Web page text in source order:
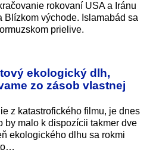
rokovaní USA a Iránu
Blízkom východe. Islamabád sa
prielive.
ekologický dlh,
zo zásob vlastnej
z katastrofického filmu, je dnes
by malo k dispozícii takmer dve
ekologického dlhu sa rokmi